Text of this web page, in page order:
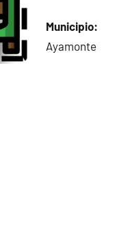
Municipio:
Ayamonte